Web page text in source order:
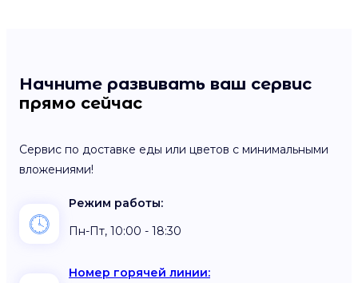
Начните развивать ваш сервис
прямо сейчас
Сервис по доставке еды или цветов с минимальными
вложениями!
Режим работы:
Пн-Пт, 10:00 - 18:30
Номер горячей линии: